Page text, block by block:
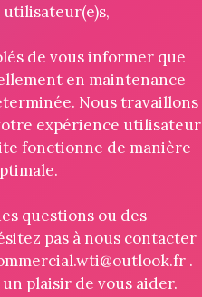
utilisateur(e)s,
de vous informer que
en maintenance
Nous travaillons
expérience utilisateur
fonctionne de manière
questions ou des
pas à nous contacter
.
plaisir de vous aider.